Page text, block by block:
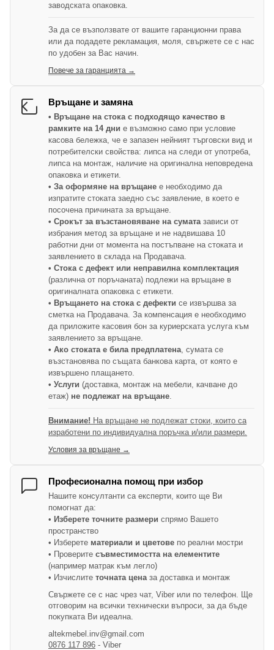
заводската опаковка.
За да се възползвате от вашите гаранционни права
или да подадете рекламация, моля, свържете се с нас
по удобен за Вас начин.
Повече за гаранцията →
Връщане и замяна
• Връщане на стока с подходящо качество в
рамките на 14 дни е възможно само при условие
касова бележка, че е запазен нейният търговски вид и
потребителски свойства: липса на следи от употреба,
липса на монтаж, наличие на оригинална неповредена
опаковка и етикети.
• За оформяне на връщане е необходимо да
изпратите стоката заедно със заявление, в което е
посочена причината за връщане.
• Срокът за възстановяване на суматазависи от
избрания метод за връщане и не надвишава 10
работни дни от момента на постъпване на стоката и
заявлението в склада на Продавача.
• Стока с дефект или неправилна комплектация
(различна от поръчаната) подлежи на връщане в
оригиналната опаковка с етикети.
• Връщането на стока с дефекти се извършва за
сметка на Продавача. За компенсация е необходимо
да приложите касовия бон за куриерската услуга към
заявлението за връщане.
• Ако стоката е била предплатена, сумата се
възстановява по същата банкова карта, от която е
извършено плащането.
• Услуги (доставка, монтаж на мебели, качване до
етаж) не подлежат на връщане.
Внимание! На връщане не подлежат стоки, които са
изработени по индивидуална поръчка и/или размери.
Условия за връщане →
Професионална помощ при избор
Нашите консултанти са експерти, които ще Ви
помогнат да:
• Изберете точните размери спрямо Вашето
пространство
• Изберете материали и цветове по реални мостри
• Проверите съвместимостта на елементите
(например матрак към легло)
• Изчислите точната ценаза доставка и монтаж
Свържете се с нас чрез чат, Viber или по телефон. Ще
отговорим на всички технически въпроси, за да бъде
покупката Ви идеална.
altekmebel.inv@gmail.com
0876 117 896 - Viber